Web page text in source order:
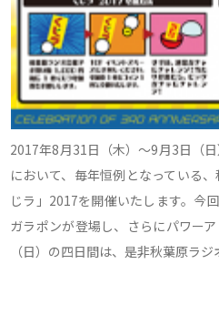
2017年8月31日（木）～9月3日（
において、毎年恒例となっている
じラ」2017を開催いたします。今
ガラポンが登場し、さらにパワー
（日）の四日間は、是非秋葉原ラ